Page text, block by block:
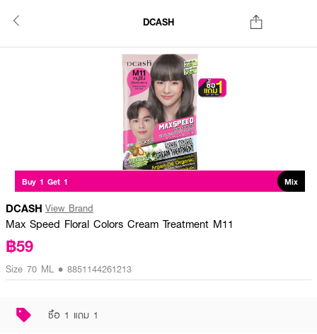
DCASH
Buy 1 Get 1 Mix
DCASH View Brand
Max Speed Floral Colors Cream Treatment M11
฿59
Size 70 ML • 8851144261213
ซื้อ 1 แถม 1